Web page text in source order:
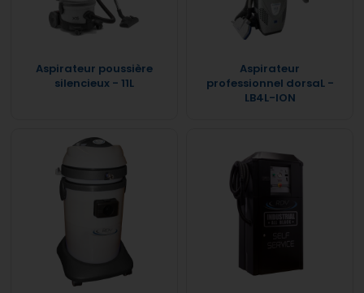
Aspirateur poussière
silencieux - 11L
Aspirateur
professionnel dorsaL -
LB4L-ION